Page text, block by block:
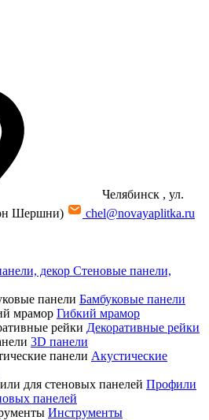
Челябинск , ул.
Шершни)
chel@novayaplitka.ru
Стеновые панели,
Бамбуковые панели
Гибкий мрамор
Декоративные рейки
3D панели
Акустические
Профили
панелей
Инструменты